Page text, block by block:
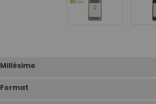
Millésime
Format